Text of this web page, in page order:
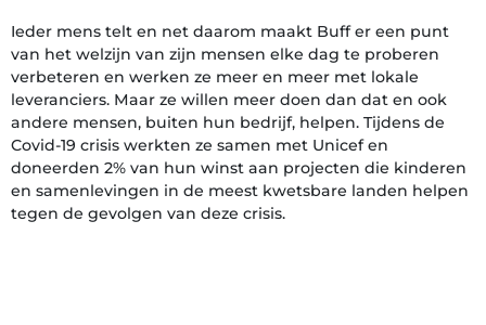
Ieder mens telt en net daarom maakt Buff er een punt
van het welzijn van zijn mensen elke dag te proberen
verbeteren en werken ze meer en meer met lokale
leveranciers. Maar ze willen meer doen dan dat en ook
andere mensen, buiten hun bedrijf, helpen. Tijdens de
Covid-19 crisis werkten ze samen met Unicef en
doneerden 2% van hun winst aan projecten die kinderen
en samenlevingen in de meest kwetsbare landen helpen
tegen de gevolgen van deze crisis.